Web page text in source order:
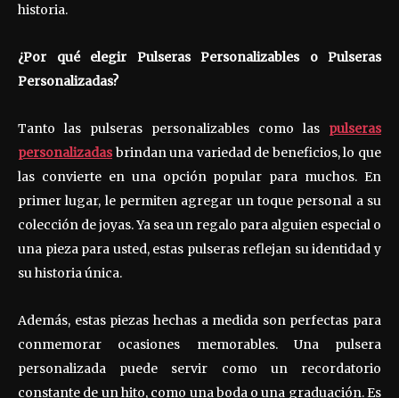
historia.
¿Por qué elegir Pulseras Personalizables o Pulseras
Personalizadas?
Tanto las pulseras personalizables como las pulseras
personalizadasbrindan una variedad de beneficios, lo que
las convierte en una opción popular para muchos. En
primer lugar, le permiten agregar un toque personal a su
colección de joyas. Ya sea un regalo para alguien especial o
una pieza para usted, estas pulseras reflejan su identidad y
su historia única.
Además, estas piezas hechas a medida son perfectas para
conmemorar ocasiones memorables. Una pulsera
personalizada puede servir como un recordatorio
constante de un hito, como una boda o una graduación. Es